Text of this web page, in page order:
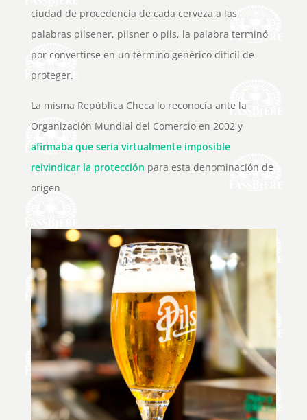
ciudad de procedencia de cada cerveza a las
palabras pilsener, pilsner o pils, la palabra terminó
por convertirse en un término genérico difícil de
proteger.
La misma República Checa lo reconocía ante la
Organización Mundial del Comercio en 2002 y
afirmaba que sería virtualmente imposible
reivindicar la protección para esta denominación de
origen